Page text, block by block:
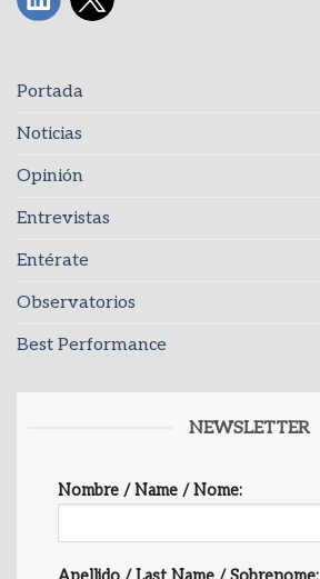
Portada
Noticias
Opinión
Entrevistas
Entérate
Observatorios
Best Performance
NEWSLETTER
Nombre / Name / Nome: